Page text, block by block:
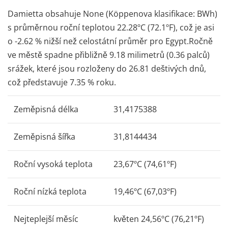
Damietta obsahuje None (Köppenova klasifikace: BWh)
s průměrnou roční teplotou 22.28ºC (72.1ºF), což je asi
o -2.62 % nižší než celostátní průměr pro Egypt.Ročně
ve městě spadne přibližně 9.18 milimetrů (0.36 palců)
srážek, které jsou rozloženy do 26.81 deštivých dnů,
což představuje 7.35 % roku.
Zeměpisná délka 31,4175388
Zeměpisná šířka 31,8144434
Roční vysoká teplota 23,67ºC (74,61ºF)
Roční nízká teplota 19,46ºC (67,03ºF)
Nejteplejší měsíc květen 24,56ºC (76,21ºF)